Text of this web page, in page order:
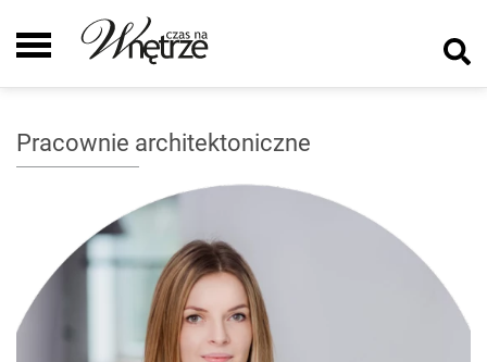
Pracownie architektoniczne